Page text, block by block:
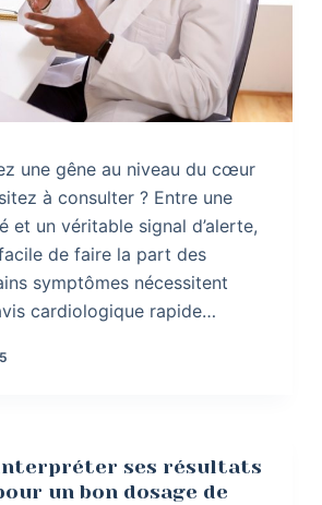
une gêne au niveau du cœur
à consulter ? Entre une
et un véritable signal d’alerte,
de faire la part des
symptômes nécessitent
cardiologique rapide…
ses résultats
un bon dosage de